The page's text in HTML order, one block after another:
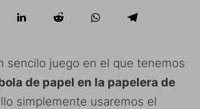
sencilo juego en el que tenemos
de papel en la papelera de
simplemente usaremos el